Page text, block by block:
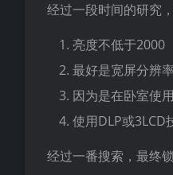
经过一段时间的研究
亮度不低于2000
最好是宽屏分辨
因为是在卧室使
使用DLP或3LCD
经过一番搜索，最终